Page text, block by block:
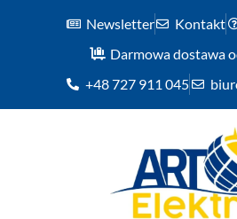
Newsletter Kontakt
Darmowa dostawa
+48 727 911 045